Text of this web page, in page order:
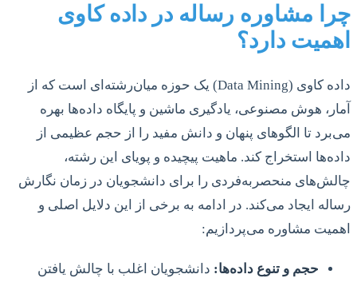
چرا مشاوره رساله در داده کاوی
اهمیت دارد؟
داده کاوی (Data Mining) یک حوزه میان‌رشته‌ای است که از
آمار، هوش مصنوعی، یادگیری ماشین و پایگاه داده‌ها بهره
می‌برد تا الگوهای پنهان و دانش مفید را از حجم عظیمی از
داده‌ها استخراج کند. ماهیت پیچیده و پویای این رشته،
چالش‌های منحصربه‌فردی را برای دانشجویان در زمان نگارش
رساله ایجاد می‌کند. در ادامه به برخی از این دلایل اصلی و
اهمیت مشاوره می‌پردازیم:
حجم و تنوع داده‌ها: دانشجویان اغلب با چالش یافتن